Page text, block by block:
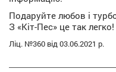
Подаруйте любов і
З «Кіт-Пес» це так легко!
Ліц. №360 від 03.06.2021 р.